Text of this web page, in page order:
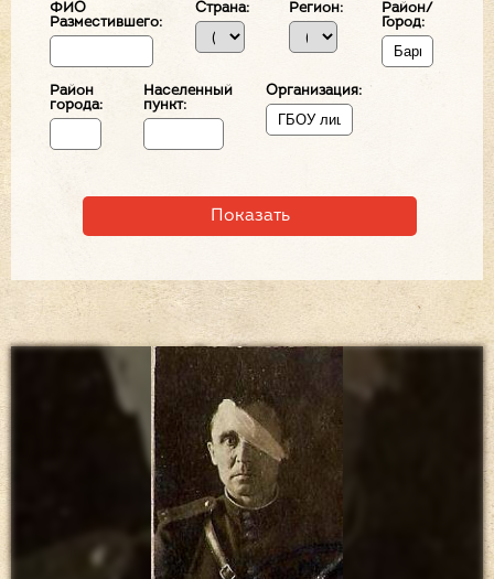
ФИО
Разместившего:
Страна: Регион:
Район/
Город:
Район
города:
Населенный
пункт:
Организация: